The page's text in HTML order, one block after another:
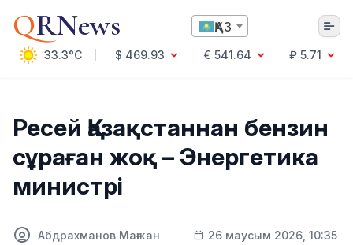
QRNews ҚАЗ
33.3°C $ 469.93 € 541.64
₽ 5.71
Саясат
Экономика
Әлемде
Ресей Қазақстаннан бензин
сұраған жоқ – Энергетика
министрі
Абдрахманов Мағжан 26 маусым 2026, 10:35